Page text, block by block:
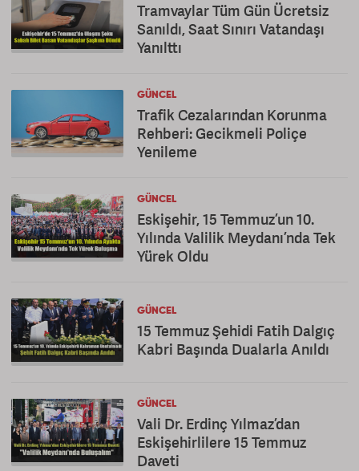
Tramvaylar Tüm Gün Ücretsiz
Sanıldı, Saat Sınırı Vatandaşı
Yanılttı
GÜNCEL
Trafik Cezalarından Korunma
Rehberi: Gecikmeli Poliçe
Yenileme
GÜNCEL
Eskişehir, 15 Temmuz’un 10.
Yılında Valilik Meydanı’nda Tek
Yürek Oldu
GÜNCEL
15 Temmuz Şehidi Fatih Dalgıç
Kabri Başında Dualarla Anıldı
GÜNCEL
Vali Dr. Erdinç Yılmaz’dan
Eskişehirlilere 15 Temmuz
Daveti